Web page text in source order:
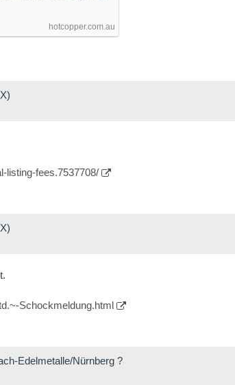
hotcopper.com.au
listing-fees.7537708/
Schockmeldung.html
Edelmetalle/Nürnberg ?